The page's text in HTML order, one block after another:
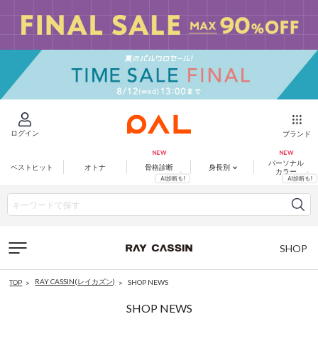
ログイン ブランド
ベストヒット オトナ 骨格診断 身長別
パーソナル
カラー
SHOP
TOP RAY CASSIN(レイカズン) SHOP NEWS
SHOP NEWS